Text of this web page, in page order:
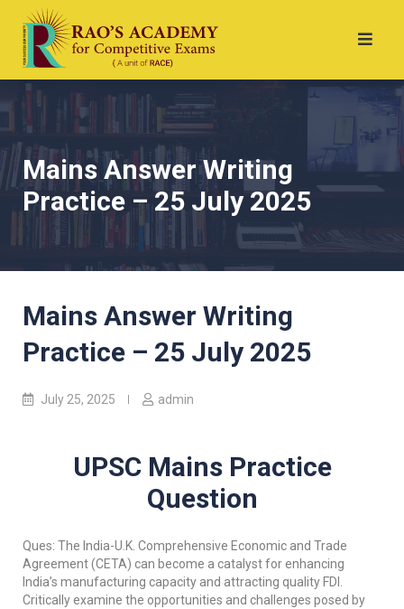
Mains Answer Writing
Practice – 25 July 2025
Mains Answer Writing
Practice – 25 July 2025
July 25, 2025 admin
UPSC Mains Practice
Question
Ques: The India-U.K. Comprehensive Economic and Trade
Agreement (CETA) can become a catalyst for enhancing
India’s manufacturing capacity and attracting quality FDI.
Critically examine the opportunities and challenges posed by